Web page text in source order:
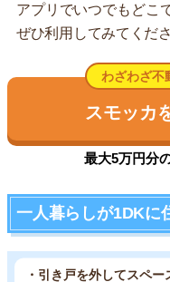
アプリでいつでもどこ
ぜひ利用してみてくださ
わざわざ不
スモッカ
最大5万円分
一人暮らしが1DKに
・引き戸を外してスペ